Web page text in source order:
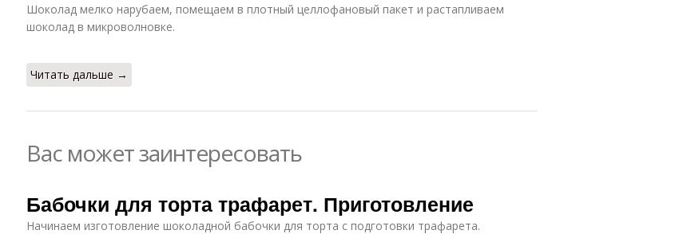
Шоколад мелко нарубаем, помещаем в плотный целлофановый пакет и растапливаем
шоколад в микроволновке.
Читать дальше →
Вас может заинтересовать
Бабочки для торта трафарет. Приготовление
Начинаем изготовление шоколадной бабочки для торта с подготовки трафарета.